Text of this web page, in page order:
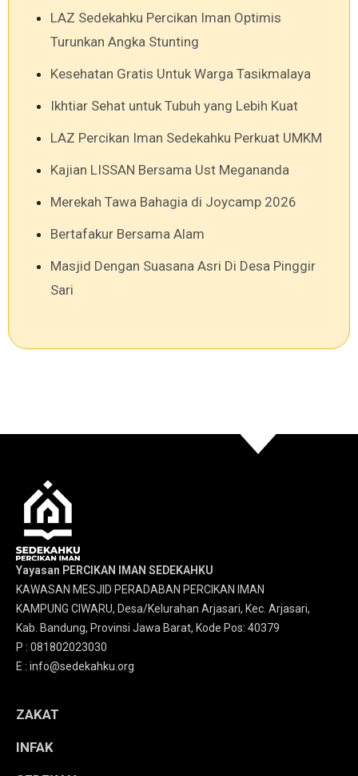
LAZ Sedekahku Percikan Iman Optimis
Turunkan Angka Stunting
Kesehatan Gratis Untuk Warga Tasikmalaya
Ikhtiar Sehat untuk Tubuh yang Lebih Kuat
LAZ Percikan Iman Sedekahku Perkuat UMKM
Kajian LISSAN Bersama Ust Megananda
Merekah Tawa Bahagia di Joycamp 2026
Bertafakur Bersama Alam
Masjid Dengan Suasana Asri Di Desa Pinggir
Sari
Yayasan PERCIKAN IMAN SEDEKAHKU
KAWASAN MESJID PERADABAN PERCIKAN IMAN
KAMPUNG CIWARU, Desa/Kelurahan Arjasari, Kec. Arjasari,
Kab. Bandung, Provinsi Jawa Barat, Kode Pos: 40379
P : 081802023030
E : info@sedekahku.org
ZAKAT
INFAK